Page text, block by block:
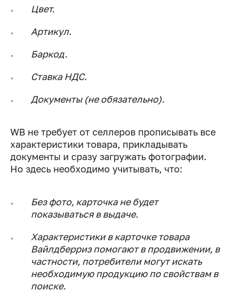
Цвет.
Артикул.
Баркод.
Ставка НДС.
Документы (не обязательно).
WB не требует от селлеров прописывать все
характеристики товара, прикладывать
документы и сразу загружать фотографии.
Но здесь необходимо учитывать, что:
Без фото, карточка не будет
показываться в выдаче.
Характеристики в карточке товара
Вайлдберриз помогают в продвижении, в
частности, потребители могут искать
необходимую продукцию по свойствам в
поиске.